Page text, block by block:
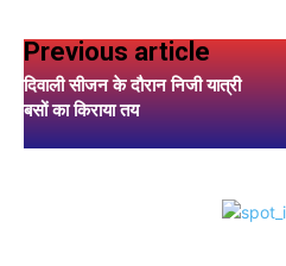
Previous article
दिवाली सीजन के दौरान निजी यात्री
बसों का किराया तय